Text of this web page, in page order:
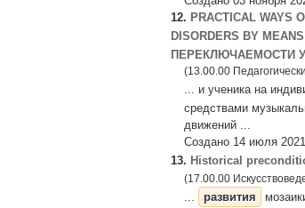
12. PRACTICAL WAYS
DISORDERS BY
ПЕРЕКЛЮЧАЕМОСТИ
(13.00.00
... и ученика на
средствами
движений ...
Создано 14 июля 2021
13. Historical
(17.00.00
... развития